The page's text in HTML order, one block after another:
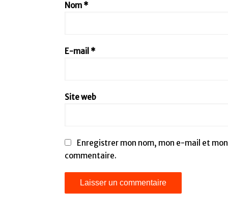
Nom *
E-mail *
Site web
Enregistrer mon nom, mon e-mail et
commentaire.